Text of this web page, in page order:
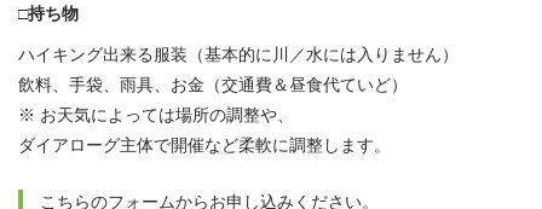
□持ち物
ハイキング出来る服装（基本的に川／水には入りません）
飲料、手袋、雨具、お金（交通費＆昼食代ていど）
※ お天気によっては場所の調整や、
ダイアローグ主体で開催など柔軟に調整します。
こちらのフォームからお申し込みください。